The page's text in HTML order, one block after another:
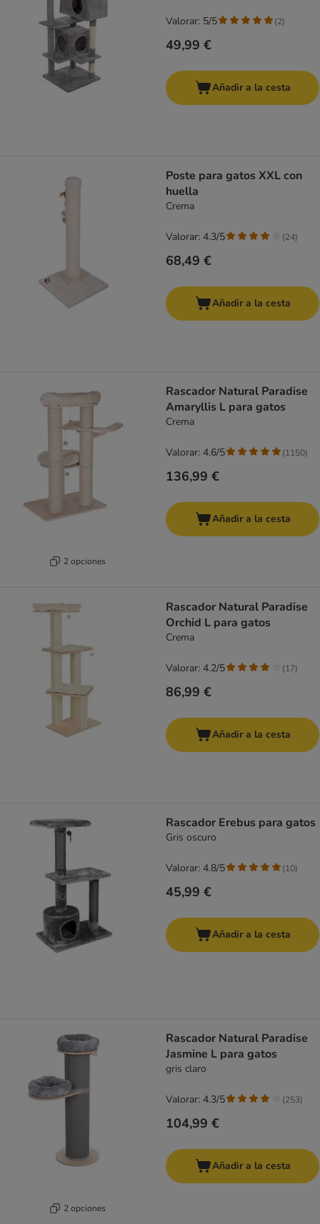
49,99 €
Valorar: 5/5 (2)
Añadir a la cesta
Poste para gatos XXL con
huella
Crema
68,49 €
Valorar: 4.3/5 (24)
Añadir a la cesta
2 opciones
Rascador Natural Paradise
Amaryllis L para gatos
Crema
136,99 €
Valorar: 4.6/5 (1150)
Añadir a la cesta
Rascador Natural Paradise
Orchid L para gatos
Crema
86,99 €
Valorar: 4.2/5 (17)
Añadir a la cesta
Rascador Erebus para gatos
Gris oscuro
45,99 €
Valorar: 4.8/5 (10)
Añadir a la cesta
2 opciones
Rascador Natural Paradise
Jasmine L para gatos
gris claro
104,99 €
Valorar: 4.3/5 (253)
Añadir a la cesta